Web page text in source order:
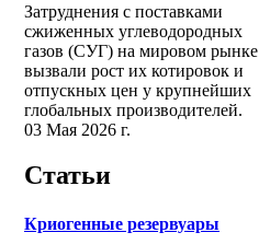
Затруднения с поставками
сжиженных углеводородных
газов (СУГ) на мировом рынке
вызвали рост их котировок и
отпускных цен у крупнейших
глобальных производителей.
03 Мая 2026 г.
Статьи
Криогенные резервуары